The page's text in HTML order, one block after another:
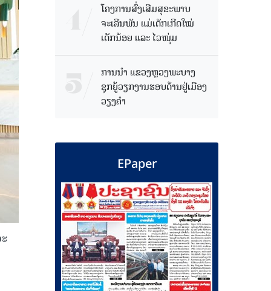
ໂຄງການສົ່ງເສີມສຸຂະພາບ
ຈະເລີນພັນ ແມ່ເດັກເກີດໃໝ່
ເດັກນ້ອຍ ແລະ ໄວໜຸ່ມ
ການນຳ ແຂວງຫຼວງພະບາງ
ຊຸກຍູ້ວຽກງານຮອບດ້ານຢູ່ເມືອງ
ວຽງຄໍາ
EPaper